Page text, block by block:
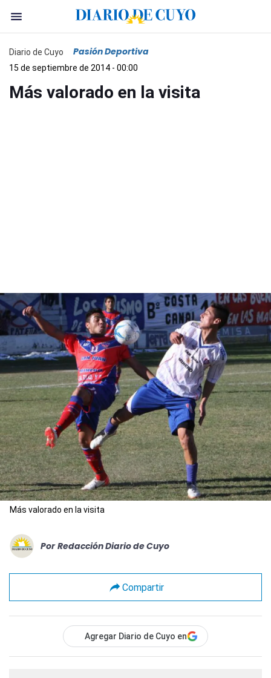
Diario de Cuyo Pasión Deportiva
15 de septiembre de 2014 - 00:00
Más valorado en la visita
Más valorado en la visita
Por Redacción Diario de Cuyo
Compartir
Agregar Diario de Cuyo en